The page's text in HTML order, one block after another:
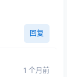
回复
1 个月前